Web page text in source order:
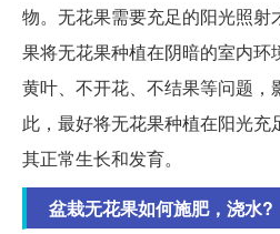
物。无花果需要充足的阳光照射
果将无花果种植在阴暗的室内环
黄叶、不开花、不结果等问题，
此，最好将无花果种植在阳光充
其正常生长和发育。
盆栽无花果如何施肥，浇水?